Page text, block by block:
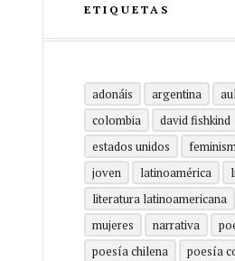
ETIQUETAS
adonáis argentina
colombia
david fishkind
estados unidos
joven
latinoamérica
literatura latinoamericana
mujeres
narrativa
poesía chilena
poesía